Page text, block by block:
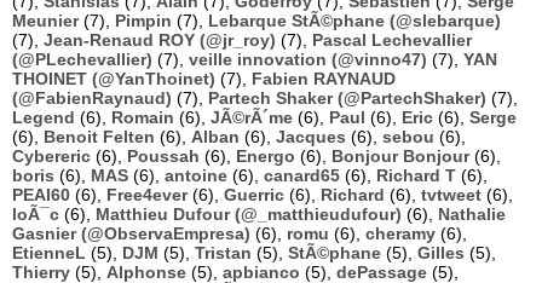
Meunier(7), Pimpin (7), Lebarque StÃ©phane (@slebarque)
(7), Jean-Renaud ROY (@jr_roy) (7), Pascal Lechevallier
(@PLechevallier) (7), veille innovation (@vinno47) (7), YAN
THOINET (@YanThoinet) (7), Fabien RAYNAUD
(@FabienRaynaud) (7), Partech Shaker (@PartechShaker) (7),
Legend (6), Romain (6), JÃ©rÃ´me (6), Paul (6), Eric (6), Serge
(6), Benoit Felten (6), Alban (6), Jacques (6), sebou (6),
Cybereric (6), Poussah (6), Energo (6), Bonjour Bonjour(6),
boris (6), MAS (6), antoine (6), canard65 (6), Richard T (6),
PEAI60 (6), Free4ever(6), Guerric (6), Richard (6), tvtweet (6),
loÃ¯c (6), Matthieu Dufour (@_matthieudufour) (6), Nathalie
Gasnier (@ObservaEmpresa) (6), romu (6), cheramy (6),
EtienneL (5), DJM (5), Tristan (5), StÃ©phane (5), Gilles (5),
Thierry (5), Alphonse (5), apbianco (5), dePassage (5),